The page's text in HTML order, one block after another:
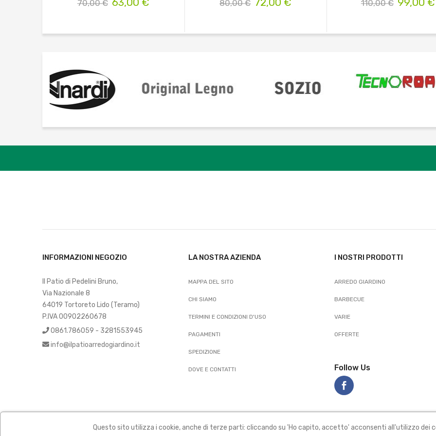
70,00 € 80,00 € 110,00 €
INFORMAZIONI NEGOZIO
Il Patio di Pedelini Bruno,
Via Nazionale 8
64019 Tortoreto Lido (Teramo)
P.IVA 00902260678
0861.786059 - 3281553945
info@ilpatioarredogiardino.it
LA NOSTRA AZIENDA
MAPPA DEL SITO
CHI SIAMO
TERMINI E CONDIZIONI D'USO
PAGAMENTI
SPEDIZIONE
DOVE E CONTATTI
I NOSTRI PRODOTTI
ARREDO GIARDINO
BARBECUE
VARIE
OFFERTE
Follow Us
Questo sito utilizza i cookie, anche di terze parti: cliccando su 'Ho capito, accetto' acconsenti all'utilizzo dei